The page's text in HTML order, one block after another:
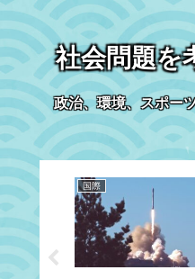
社会問題を
政治、環境、スポー
国際